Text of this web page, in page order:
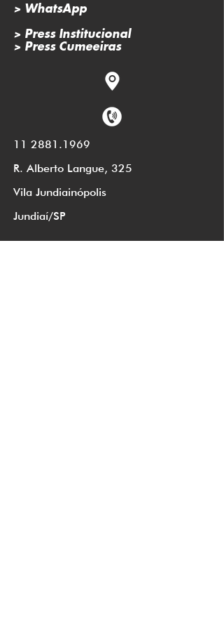
> WhatsApp
> Press Institucional
> Press Cumeeiras
11 2881.1969
R. Alberto Langue, 325
Vila Jundiainópolis
Jundiaí/SP